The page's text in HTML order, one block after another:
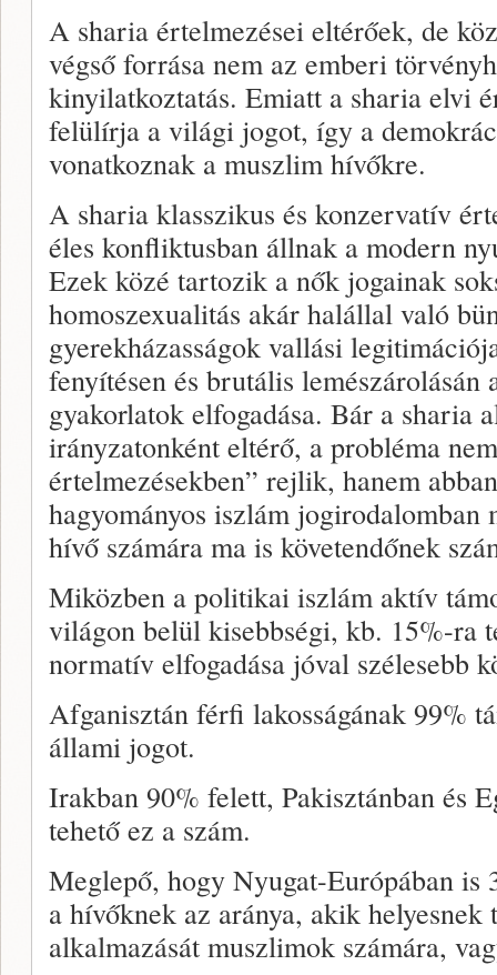
A sharia értelmezései eltérőek, de
végső forrása nem az emberi
kinyilatkoztatás. Emiatt a sharia elvi
felülírja a világi jogot, így a
vonatkoznak a muszlim hívőkre.
A sharia klasszikus és konzervatív
éles konfliktusban állnak a modern
Ezek közé tartozik a nők jogainak
homoszexualitás akár halállal való
gyerekházasságok vallási
fenyítésen és brutális
gyakorlatok elfogadása. Bár a sharia
irányzatonként eltérő, a probléma
értelmezésekben” rejlik, hanem
hagyományos iszlám jogirodalomban
hívő számára ma is követendőnek
Miközben a politikai iszlám aktív
világon belül kisebbségi, kb. 15%-ra
normatív elfogadása jóval szélesebb
Afganisztán férfi lakosságának 99%
állami jogot.
Irakban 90% felett, Pakisztánban és
tehető ez a szám.
Meglepő, hogy Nyugat-Európában is
a hívőknek az aránya, akik helyesnek
alkalmazását muszlimok számára,